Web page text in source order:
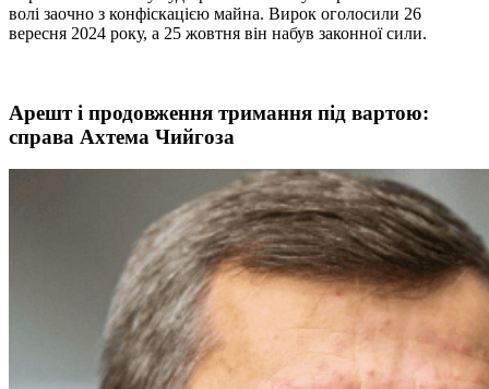
волі заочно з конфіскацією майна. Вирок оголосили 26
вересня 2024 року, а 25 жовтня він набув законної сили.
Арешт і продовження тримання під вартою:
справа Ахтема Чийгоза